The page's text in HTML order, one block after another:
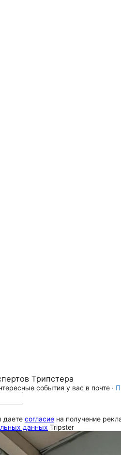
Трипстера
события у вас в почте ·
даете согласие на получение
данных Tripster